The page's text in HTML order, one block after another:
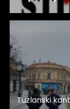
Tuzlanski